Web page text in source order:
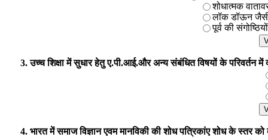
शोधात्मक
लॉक डॉऊन जैसी
पूर्व की
3. उच्च शिक्षा में सुधार हेतु ए.पी.आई.और अन्य संबंधित विषयों के परिवर्तन में
4. भारत में समाज विज्ञान एवम मानविकी की शोध पत्रिकांए शोध के स्तर को